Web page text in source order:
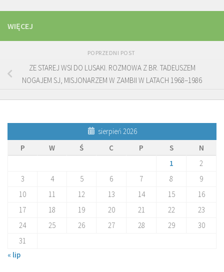
WIĘCEJ
POPRZEDNI POST
ZE STAREJ WSI DO LUSAKI. ROZMOWA Z BR. TADEUSZEM
NOGAJEM SJ, MISJONARZEM W ZAMBII W LATACH 1968–1986
sierpień 2026
P
W Ś C P S
N
1
2
3
4 5 6 7 8
9
10
11 12 13 14 15
16
17
18 19 20 21 22
23
24
25 26 27 28 29
30
31
« lip